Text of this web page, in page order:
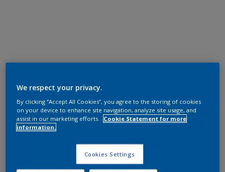
We respect your privacy.
By clicking “Accept All Cookies”, you agree to the storing of cookies
on your device to enhance site navigation, analyze site usage, and
assist in our marketing efforts.
Cookie Statement for more
information.
Cookies Settings